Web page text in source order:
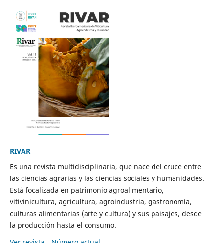
RIVAR
Es una revista multidisciplinaria, que nace del cruce entre
las ciencias agrarias y las ciencias sociales y humanidades.
Está focalizada en patrimonio agroalimentario,
vitivinicultura, agricultura, agroindustria, gastronomía,
culturas alimentarias (arte y cultura) y sus paisajes, desde
la producción hasta el consumo.